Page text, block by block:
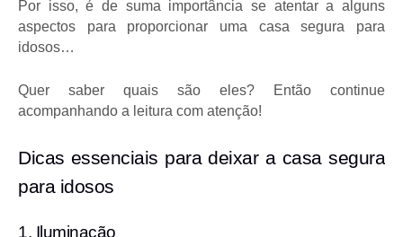
Por isso, é de suma importância se atentar a alguns
aspectos para proporcionar uma casa segura para
idosos…
Quer saber quais são eles? Então continue
acompanhando a leitura com atenção!
Dicas essenciais para deixar a casa segura
para idosos
1. Iluminação